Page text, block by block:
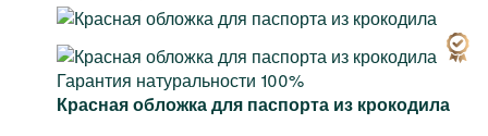
Гарантия натуральности 100%
Красная обложка для паспорта из крокодила